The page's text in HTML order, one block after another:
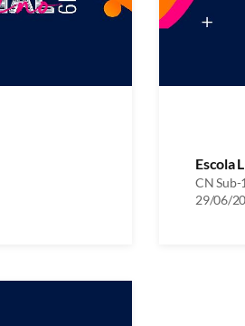
Escola
CN Sub-
29/06/